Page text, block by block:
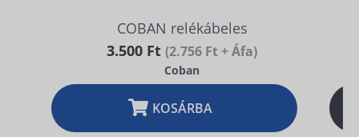
COBAN relékábeles
3.500 Ft(2.756 Ft + Áfa)
Coban
KOSÁRBA